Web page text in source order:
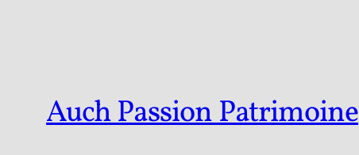
Auch Passion Patrimoine